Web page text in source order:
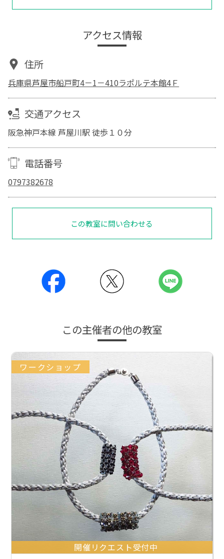
アクセス情報
住所
兵庫県芦屋市船戸町4－1－410ラポルテ本館4Ｆ
交通アクセス
阪急神戸本線 芦屋川駅 徒歩１０分
電話番号
0797382678
この教室に問い合わせる
この主催者の他の教室
ワークショップ
開催リクエスト受付中